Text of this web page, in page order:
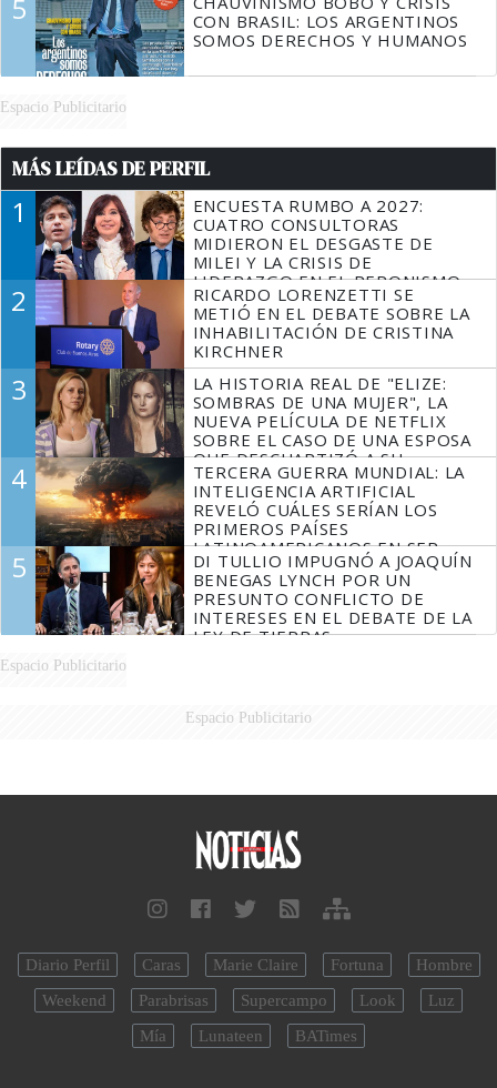
5
CON BRASIL: LOS ARGENTINOS
SOMOS DERECHOS Y HUMANOS
Espacio Publicitario
MÁS LEÍDAS DE PERFIL
1
ENCUESTA RUMBO A 2027:
CUATRO CONSULTORAS
MIDIERON EL DESGASTE DE
MILEI Y LA CRISIS DE
LIDERAZGO EN EL PERONISMO
2
RICARDO LORENZETTI SE
METIÓ EN EL DEBATE SOBRE LA
INHABILITACIÓN DE CRISTINA
KIRCHNER
3
LA HISTORIA REAL DE "ELIZE:
SOMBRAS DE UNA MUJER", LA
NUEVA PELÍCULA DE NETFLIX
SOBRE EL CASO DE UNA ESPOSA
QUE DESCUARTIZÓ A SU
MARIDO
4
TERCERA GUERRA MUNDIAL: LA
INTELIGENCIA ARTIFICIAL
REVELÓ CUÁLES SERÍAN LOS
PRIMEROS PAÍSES
LATINOAMERICANOS EN SER
DERROTADOS
5
DI TULLIO IMPUGNÓ A JOAQUÍN
BENEGAS LYNCH POR UN
PRESUNTO CONFLICTO DE
INTERESES EN EL DEBATE DE LA
LEY DE TIERRAS
Espacio Publicitario
Espacio Publicitario
Diario Perfil Caras Marie Claire Fortuna
Hombre
Weekend
Parabrisas Supercampo Look
Luz
Mía
Lunateen BATimes